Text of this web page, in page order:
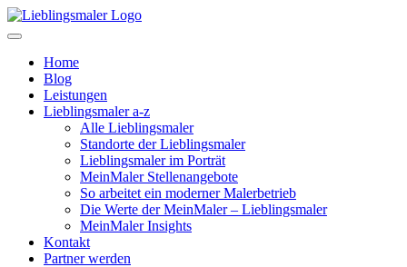
Home
Blog
Leistungen
Lieblingsmaler a-z
Alle Lieblingsmaler
Standorte der Lieblingsmaler
Lieblingsmaler im Porträt
MeinMaler Stellenangebote
So arbeitet ein moderner Malerbetrieb
Die Werte der MeinMaler – Lieblingsmaler
MeinMaler Insights
Kontakt
Partner werden